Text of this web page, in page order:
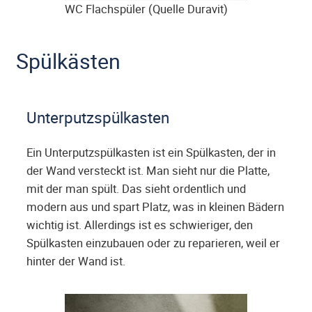
WC Flachspüler (Quelle Duravit)
Spülkästen
Unterputzspülkasten
Ein Unterputzspülkasten ist ein Spülkasten, der in
der Wand versteckt ist. Man sieht nur die Platte,
mit der man spült. Das sieht ordentlich und
modern aus und spart Platz, was in kleinen Bädern
wichtig ist. Allerdings ist es schwieriger, den
Spülkasten einzubauen oder zu reparieren, weil er
hinter der Wand ist.